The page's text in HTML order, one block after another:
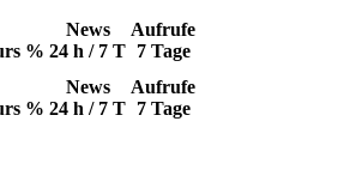
%
News
24 h / 7 T
Aufrufe
7 Tage
%
News
24 h / 7 T
Aufrufe
7 Tage